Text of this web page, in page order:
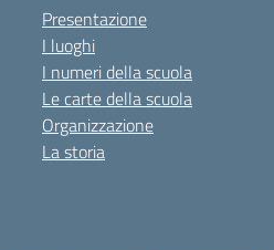
Presentazione
I luoghi
I numeri della scuola
Le carte della scuola
Organizzazione
La storia